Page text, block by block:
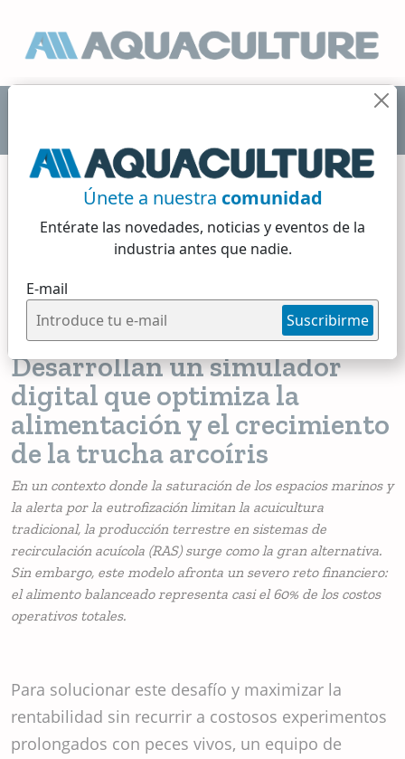
Únete a nuestra comunidad
Entérate las novedades, noticias y eventos de la
industria antes que nadie.
E-mail
Suscribirme
Tecnología de Granjas
6 min de lectura
Desarrollan un simulador
digital que optimiza la
alimentación y el crecimiento
de la trucha arcoíris
En un contexto donde la saturación de los espacios marinos y
la alerta por la eutrofización limitan la acuicultura
tradicional, la producción terrestre en sistemas de
recirculación acuícola (RAS) surge como la gran alternativa.
Sin embargo, este modelo afronta un severo reto financiero:
el alimento balanceado representa casi el 60% de los costos
operativos totales.
Para solucionar este desafío y maximizar la
rentabilidad sin recurrir a costosos experimentos
prolongados con peces vivos, un equipo de